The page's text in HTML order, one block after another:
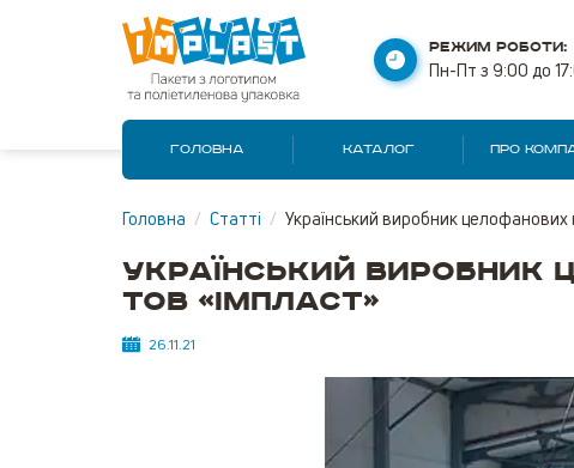
РЕЖИМ РОБОТИ:
Пн-Пт з 9:00 до
ГОЛОВНА КАТАЛОГ ПРО
Головна / Статті / Український виробник
Український виробник
ТОВ «ІМПЛАСТ»
26.11.21